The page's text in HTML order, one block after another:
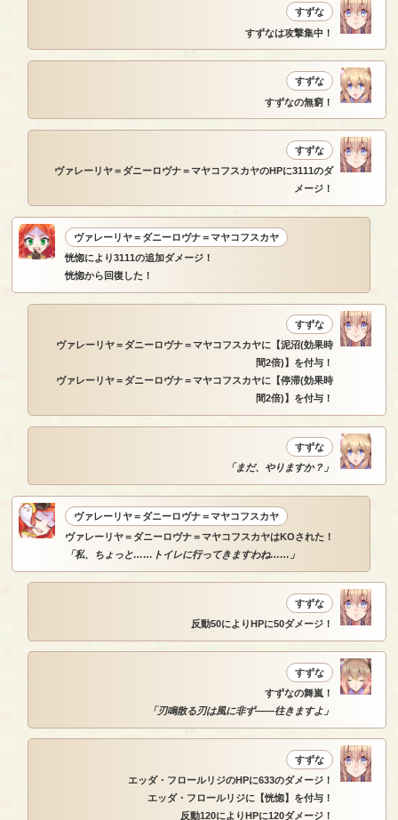
すずな
すずなは攻撃集中！
すずな
すずなの無窮！
すずな
ヴァレーリヤ＝ダニーロヴナ＝マヤコフスカヤのHPに3111のダ
メージ！
ヴァレーリヤ＝ダニーロヴナ＝マヤコフスカヤ
恍惚により3111の追加ダメージ！
恍惚から回復した！
すずな
ヴァレーリヤ＝ダニーロヴナ＝マヤコフスカヤに【泥沼(効果時
間2倍)】を付与！
ヴァレーリヤ＝ダニーロヴナ＝マヤコフスカヤに【停滞(効果時
間2倍)】を付与！
すずな
「まだ、やりますか？」
ヴァレーリヤ＝ダニーロヴナ＝マヤコフスカヤ
ヴァレーリヤ＝ダニーロヴナ＝マヤコフスカヤはKOされた！
「私、ちょっと……トイレに行ってきますわね……」
すずな
反動50によりHPに50ダメージ！
すずな
すずなの舞嵐！
「刃鳴散る刃は風に非ず――往きますよ」
すずな
エッダ・フロールリジのHPに633のダメージ！
エッダ・フロールリジに【恍惚】を付与！
反動120によりHPに120ダメージ！